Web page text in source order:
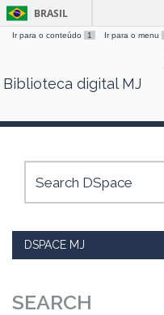
Skip
BRASIL
Ir para o conteúdo 1 Ir para o menu
Biblioteca digital MJ
DSPACE MJ
SEARCH